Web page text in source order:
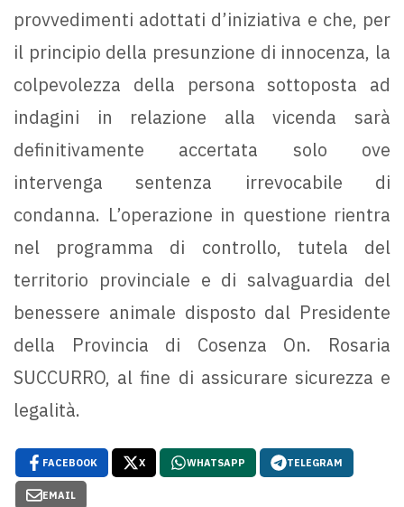
provvedimenti adottati d’iniziativa e che, per
il principio della presunzione di innocenza, la
colpevolezza della persona sottoposta ad
indagini in relazione alla vicenda sarà
definitivamente accertata solo ove
intervenga sentenza irrevocabile di
condanna. L’operazione in questione rientra
nel programma di controllo, tutela del
territorio provinciale e di salvaguardia del
benessere animale disposto dal Presidente
della Provincia di Cosenza On. Rosaria
SUCCURRO, al fine di assicurare sicurezza e
legalità.
FACEBOOK X WHATSAPP TELEGRAM
EMAIL